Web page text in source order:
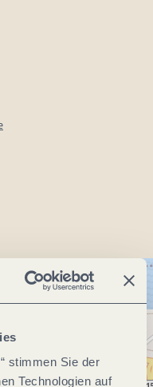
stimmen Sie der
Technologien auf